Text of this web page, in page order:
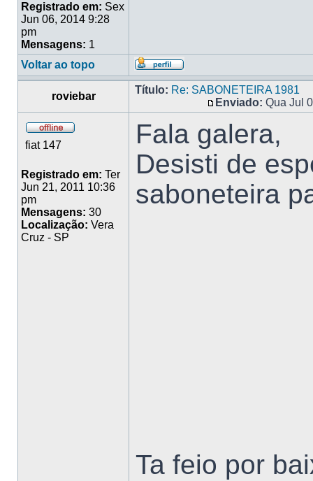
Registrado em: Sex
Jun 06, 2014 9:28
pm
Mensagens: 1
Voltar ao topo
roviebar
Título: Re: SABONETEIRA 1981
Enviado: Qua Jul
fiat 147
Registrado em: Ter
Jun 21, 2011 10:36
pm
Mensagens: 30
Localização: Vera
Cruz - SP
Fala galera,
Desisti de
saboneteira
Ta feio por